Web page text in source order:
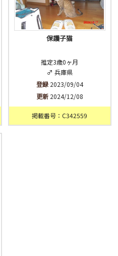
保護子猫
推定3歳0ヶ月
♂ 兵庫県
登録2023/09/04
更新2024/12/08
掲載番号：C342559